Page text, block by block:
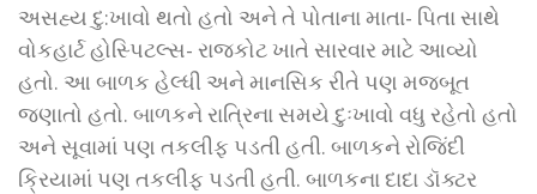
અસહ્ય દુ:ખાવો થતો હતો અને તે પોતાના માતા- પિતા સાથે
વોકહાર્ટ હોસ્પિટલ્સ- રાજકોટ ખાતે સારવાર માટે આવ્યો
હતો. આ બાળક હેલ્ધી અને માનસિક રીતે પણ મજબૂત
જણાતો હતો. બાળકને રાત્રિના સમયે દુઃખાવો વધુ રહેતો હતો
અને સૂવામાં પણ તકલીફ પડતી હતી. બાળકને રોજિંદી
ક્રિયામાં પણ તકલીફ પડતી હતી. બાળકના દાદા ડૉક્ટર